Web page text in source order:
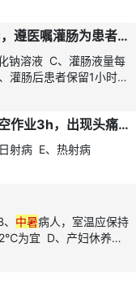
肠为患者降温，正确的做法是
钠溶液 C、灌肠液量每
肠后患者保留1小时排
患者男性，48岁。炎热夏天，在外高空作业3h，出现头痛、头晕、口渴、皮肤苍白、出冷汗，体温37.2℃，脉搏110次/分，血压90/50mmHg，最可能的诊断是
射病 E、热射病
中暑病人，室温应保持
为宜 D、产妇休养